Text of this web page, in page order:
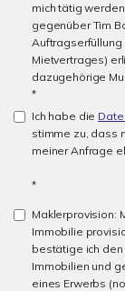
mich tätig
gegenüber Tim
Mietvertrages)
dazugehörige
*
Ich habe die
stimme zu, dass
meiner Anfrage
*
Maklerprovision:
Immobilie
bestätige ich
Immobilien und
eines Erwerbs